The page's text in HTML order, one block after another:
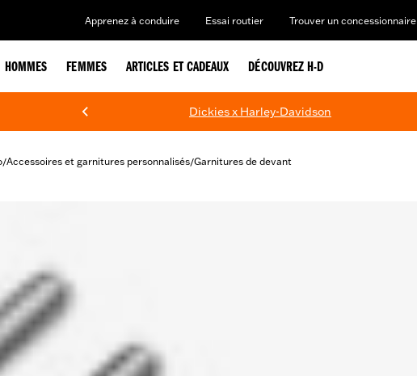
Apprenez à conduire Essai routier Trouver un concessionnaire
HOMMES FEMMES ARTICLES ET CADEAUX DÉCOUVREZ H-D
Dickies x Harley-Davidson
/Accessoires et garnitures personnalisés/Garnitures de devant